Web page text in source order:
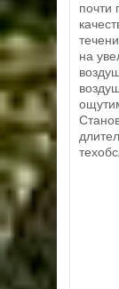
почти
на